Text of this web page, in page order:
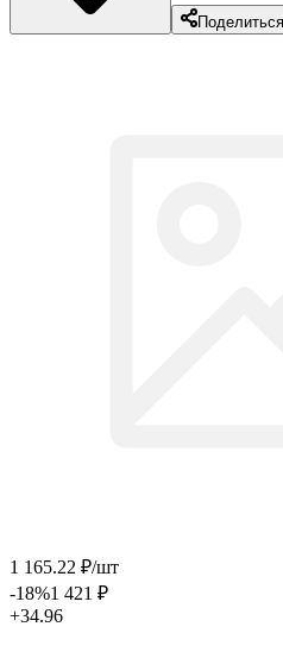
Поделиться
1 165.22 ₽/шт
-18%1 421 ₽
+34.96